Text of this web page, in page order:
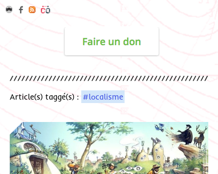
Article(s) taggé(s) : #localisme